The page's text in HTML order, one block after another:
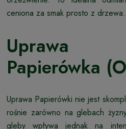
ceniona za smak prosto z drzewa.
Uprawa
Papierówka
Uprawa Papierówki nie jest
rośnie zarówno na glebach
gleby wpływa jednak na